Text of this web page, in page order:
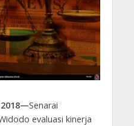
Senarai
evaluasi kinerja